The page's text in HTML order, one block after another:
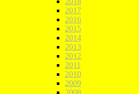
2017
2016
2015
2014
2013
2012
2011
2010
2009
2008